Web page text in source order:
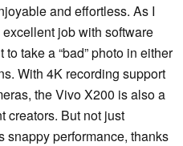
and effortless. As I
job with software
take a “bad” photo in either
With 4K recording support
the Vivo X200 is also a
creators. But not just
snappy performance, thanks